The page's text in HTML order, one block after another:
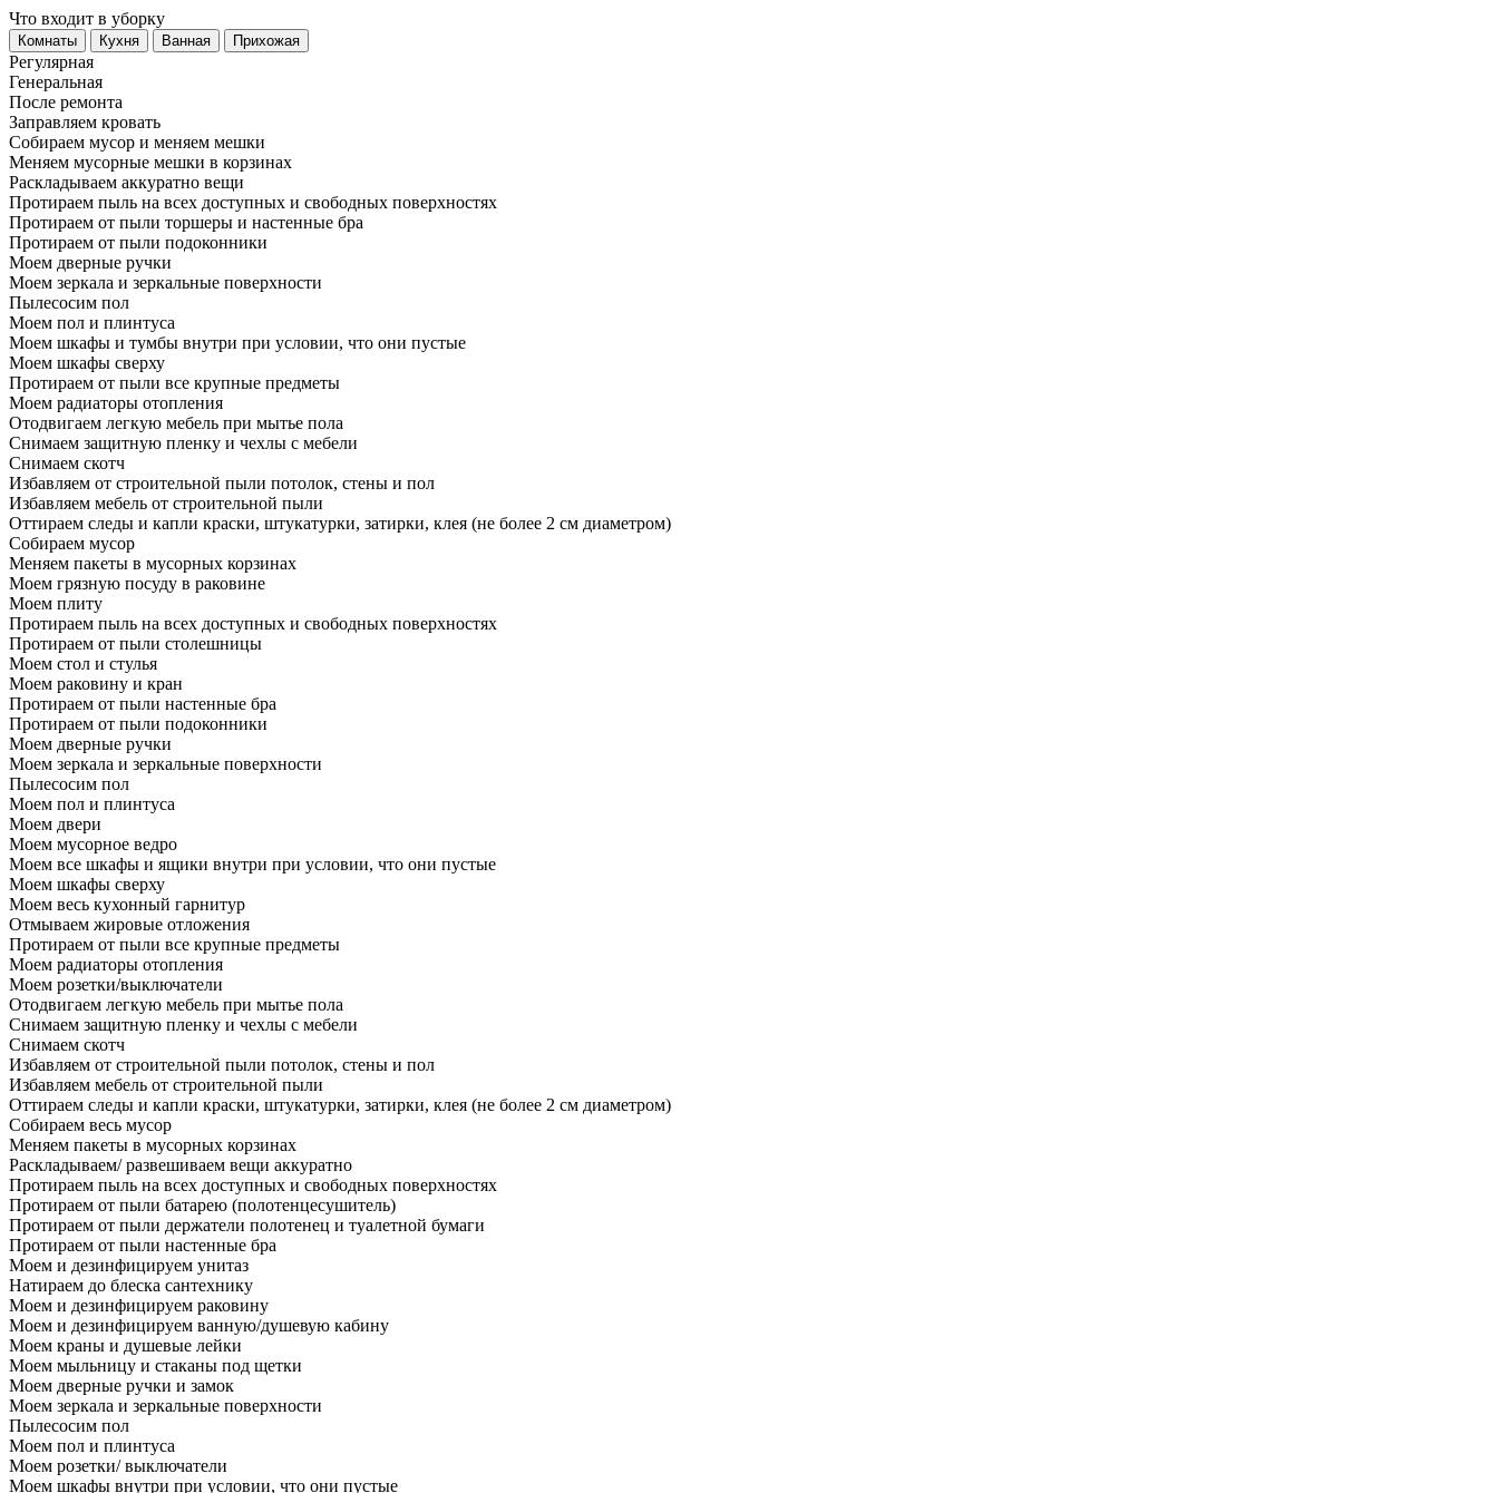
Что входит в уборку
Регу­лярная
Гене­ральная
После ремонта
Заправляем кровать
Собираем мусор и меняем мешки
Меняем мусорные мешки в корзинах
Раскладываем аккуратно вещи
Протираем пыль на всех доступных и свободных поверхностях
Протираем от пыли торшеры и настенные бра
Протираем от пыли подоконники
Моем дверные ручки
Моем зеркала и зеркальные поверхности
Пылесосим пол
Моем пол и плинтуса
Моем шкафы и тумбы внутри при условии, что они пустые
Моем шкафы сверху
Протираем от пыли все крупные предметы
Моем радиаторы отопления
Отодвигаем легкую мебель при мытье пола
Снимаем защитную пленку и чехлы с мебели
Снимаем скотч
Избавляем от строительной пыли потолок, стены и пол
Избавляем мебель от строительной пыли
Оттираем следы и капли краски, штукатурки, затирки, клея (не более 2 см диаметром)
Собираем мусор
Меняем пакеты в мусорных корзинах
Моем грязную посуду в раковине
Моем плиту
Протираем пыль на всех доступных и свободных поверхностях
Протираем от пыли столешницы
Моем стол и стулья
Моем раковину и кран
Протираем от пыли настенные бра
Протираем от пыли подоконники
Моем дверные ручки
Моем зеркала и зеркальные поверхности
Пылесосим пол
Моем пол и плинтуса
Моем двери
Моем мусорное ведро
Моем все шкафы и ящики внутри при условии, что они пустые
Моем шкафы сверху
Моем весь кухонный гарнитур
Отмываем жировые отложения
Протираем от пыли все крупные предметы
Моем радиаторы отопления
Моем розетки/выключатели
Отодвигаем легкую мебель при мытье пола
Снимаем защитную пленку и чехлы с мебели
Снимаем скотч
Избавляем от строительной пыли потолок, стены и пол
Избавляем мебель от строительной пыли
Оттираем следы и капли краски, штукатурки, затирки, клея (не более 2 см диаметром)
Собираем весь мусор
Меняем пакеты в мусорных корзинах
Раскладываем/ развешиваем вещи аккуратно
Протираем пыль на всех доступных и свободных поверхностях
Протираем от пыли батарею (полотенцесушитель)
Протираем от пыли держатели полотенец и туалетной бумаги
Протираем от пыли настенные бра
Моем и дезинфицируем унитаз
Натираем до блеска сантехнику
Моем и дезинфицируем раковину
Моем и дезинфицируем ванную/душевую кабину
Моем краны и душевые лейки
Моем мыльницу и стаканы под щетки
Моем дверные ручки и замок
Моем зеркала и зеркальные поверхности
Пылесосим пол
Моем пол и плинтуса
Моем розетки/ выключатели
Моем шкафы внутри при условии, что они пустые